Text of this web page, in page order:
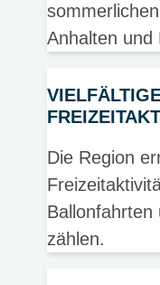
Anhalten und
Die Region
Ballonfahrten
zählen.